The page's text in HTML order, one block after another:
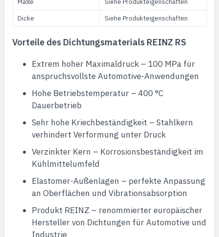
Maße
Siehe Produkteigenschaften
Dicke
Siehe Produkteigenschaften
Vorteile des Dichtungsmaterials REINZ RS
Extrem hoher Maximaldruck – 100 MPa für
anspruchsvollste Automotive-Anwendungen
Hohe Betriebstemperatur – 400 °C
Dauerbetrieb
Sehr hohe Kriechbeständigkeit – Stahlkern
verhindert Verformung unter Druck
Verzinkter Kern – Korrosionsbeständigkeit im
Kühlmittelumfeld
Elastomer-Außenlagen – perfekte Anpassung
an Oberflächen und Vibrationsabsorption
Produkt REINZ – renommierter europäischer
Hersteller von Dichtungen für Automotive und
Industrie